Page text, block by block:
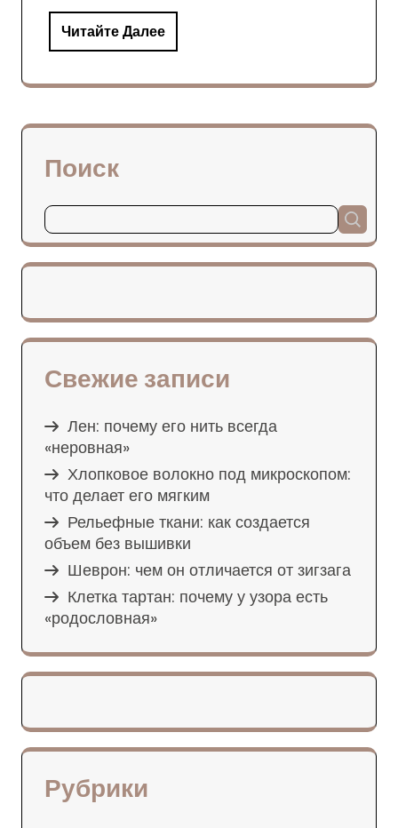
Читайте Далее
Поиск
Свежие записи
Лен: почему его нить всегда
«неровная»
Хлопковое волокно под микроскопом:
что делает его мягким
Рельефные ткани: как создается
объем без вышивки
Шеврон: чем он отличается от зигзага
Клетка тартан: почему у узора есть
«родословная»
Рубрики